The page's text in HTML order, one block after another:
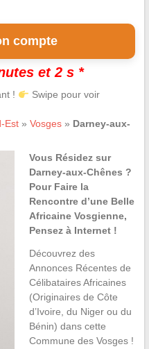
compte
et 2 s *
! Swipe pour voir
Est» Vosges» Darney-aux-
Vous Résidez sur
Darney-aux-Chênes ?
Pour Faire la
Rencontre d’une Belle
Africaine Vosgienne,
Pensez à Internet !
Découvrez des
Annonces Récentes de
Célibataires Africaines
(Originaires de Côte
d’Ivoire, du Niger ou du
Bénin) dans cette
Commune des Vosges !